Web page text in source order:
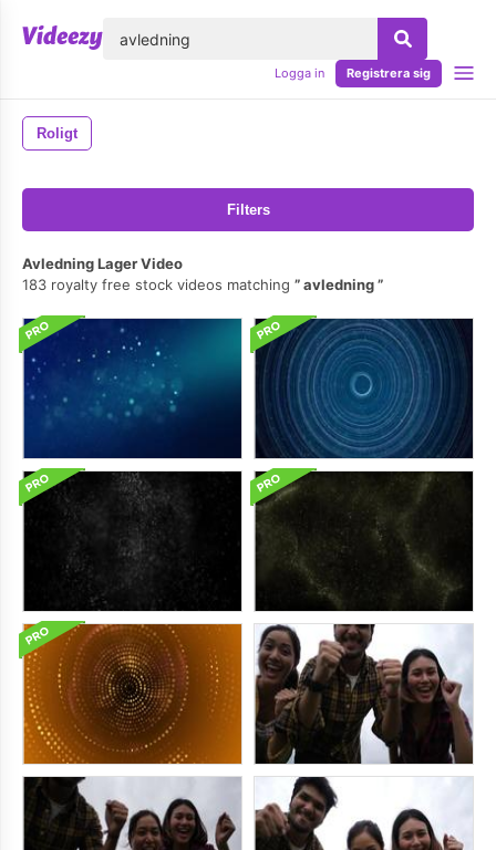
Logga in Registrera sig
Roligt
Filters
Avledning Lager Video
183 royalty free stock videos matching
avledning